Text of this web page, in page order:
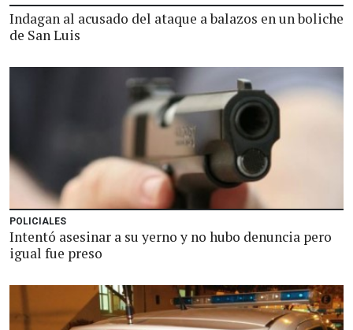
Indagan al acusado del ataque a balazos en un boliche
de San Luis
POLICIALES
Intentó asesinar a su yerno y no hubo denuncia pero
igual fue preso